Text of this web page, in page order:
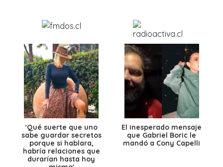
'Qué suerte que uno
sabe guardar secretos
porque si hablara,
habría relaciones que
durarían hasta hoy
El inesperado mensaje
que Gabriel Boric le
mandó a Cony Capelli